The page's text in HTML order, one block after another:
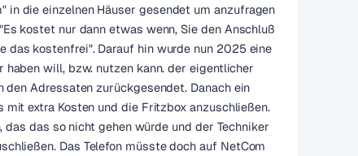
die einzelnen Häuser gesendet um anzufragen
kostet nur dann etwas wenn, Sie den Anschluß
das kostenfrei". Darauf hin wurde nun 2025 eine
will, bzw. nutzen kann. der eigentlicher
Adressaten zurückgesendet. Danach ein
extra Kosten und die Fritzbox anzuschließen.
das so nicht gehen würde und der Techniker
Das Telefon müsste doch auf NetCom